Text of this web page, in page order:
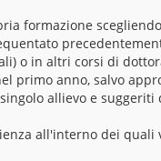
formazione
o in altri corsi di
primo anno, salvo
allievo e suggeriti
all'interno dei quali